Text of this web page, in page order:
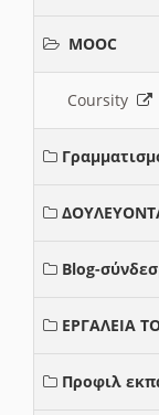
MOOC
Coursity
Blog-
ΕΡΓΑΛΕΙΑ
Προφιλ